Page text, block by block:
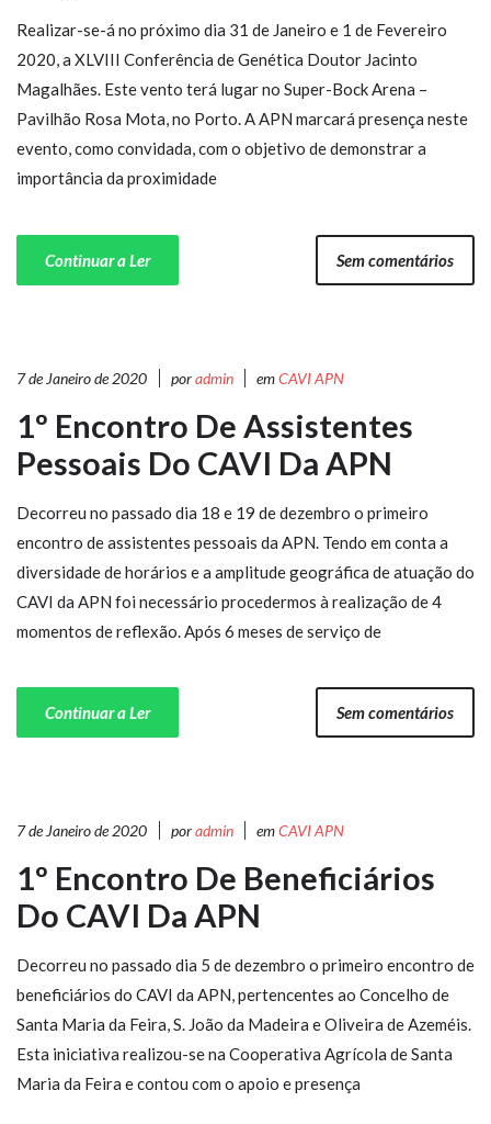
Realizar-se-á no próximo dia 31 de Janeiro e 1 de Fevereiro
2020, a XLVIII Conferência de Genética Doutor Jacinto
Magalhães. Este vento terá lugar no Super-Bock Arena –
Pavilhão Rosa Mota, no Porto. A APN marcará presença neste
evento, como convidada, com o objetivo de demonstrar a
importância da proximidade
Continuar a Ler Sem comentários
7 de Janeiro de 2020 poradmin emCAVI APN
1º Encontro De Assistentes
Pessoais Do CAVI Da APN
Decorreu no passado dia 18 e 19 de dezembro o primeiro
encontro de assistentes pessoais da APN. Tendo em conta a
diversidade de horários e a amplitude geográfica de atuação do
CAVI da APN foi necessário procedermos à realização de 4
momentos de reflexão. Após 6 meses de serviço de
Continuar a Ler Sem comentários
7 de Janeiro de 2020 poradmin emCAVI APN
1º Encontro De Beneficiários
Do CAVI Da APN
Decorreu no passado dia 5 de dezembro o primeiro encontro de
beneficiários do CAVI da APN, pertencentes ao Concelho de
Santa Maria da Feira, S. João da Madeira e Oliveira de Azeméis.
Esta iniciativa realizou-se na Cooperativa Agrícola de Santa
Maria da Feira e contou com o apoio e presença